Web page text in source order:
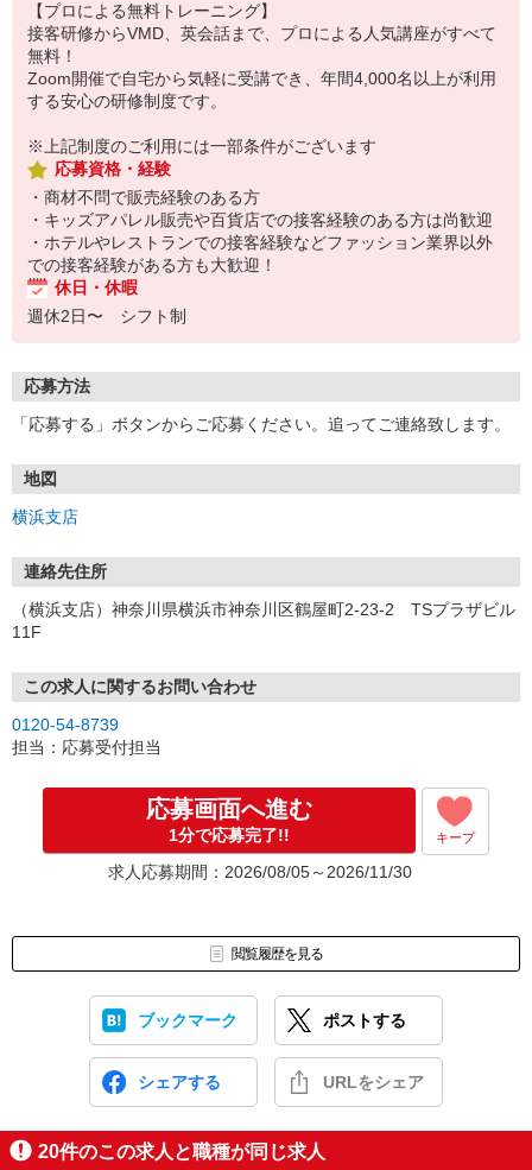
【プロによる無料トレーニング】
接客研修からVMD、英会話まで、プロによる人気講座がすべて
無料！
Zoom開催で自宅から気軽に受講でき、年間4,000名以上が利用
する安心の研修制度です。
※上記制度のご利用には一部条件がございます
応募資格・経験
・商材不問で販売経験のある方
・キッズアパレル販売や百貨店での接客経験のある方は尚歓迎
・ホテルやレストランでの接客経験などファッション業界以外
での接客経験がある方も大歓迎！
休日・休暇
週休2日〜 シフト制
応募方法
「応募する」ボタンからご応募ください。追ってご連絡致します。
地図
横浜支店
連絡先住所
（横浜支店）神奈川県横浜市神奈川区鶴屋町2-23-2 TSプラザビル
11F
この求人に関するお問い合わせ
0120-54-8739
担当：応募受付担当
応募画面へ進む
1分で応募完了!! キープ
求人応募期間：2026/08/05～2026/11/30
閲覧履歴を見る
ブックマーク ポストする
シェアする URLをシェア
20件のこの求人と職種が同じ求人